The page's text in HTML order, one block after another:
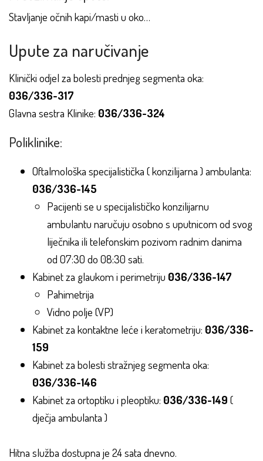
Stavljanje očnih kapi/masti u oko…
Upute za naručivanje
Klinički odjel za bolesti prednjeg segmenta oka:
036/336-317
Glavna sestra Klinike: 036/336-324
Poliklinike:
Oftalmološka specijalistička ( konzilijarna ) ambulanta:
036/336-145
Pacijenti se u specijalističko konzilijarnu
ambulantu naručuju osobno s uputnicom od svog
liječnika ili telefonskim pozivom radnim danima
od 07:30 do 08:30 sati.
Kabinet za glaukom i perimetriju 036/336-147
Pahimetrija
Vidno polje (VP)
Kabinet za kontaktne leće i keratometriju: 036/336-
159
Kabinet za bolesti stražnjeg segmenta oka:
036/336-146
Kabinet za ortoptiku i pleoptiku: 036/336-149 (
dječja ambulanta )
Hitna služba dostupna je 24 sata dnevno.